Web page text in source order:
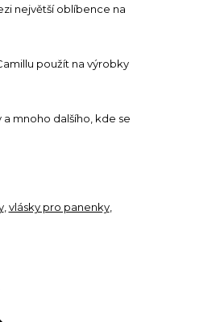
největší oblíbence na
použít na výrobky
a mnoho dalšího, kde se
, vlásky pro panenky,